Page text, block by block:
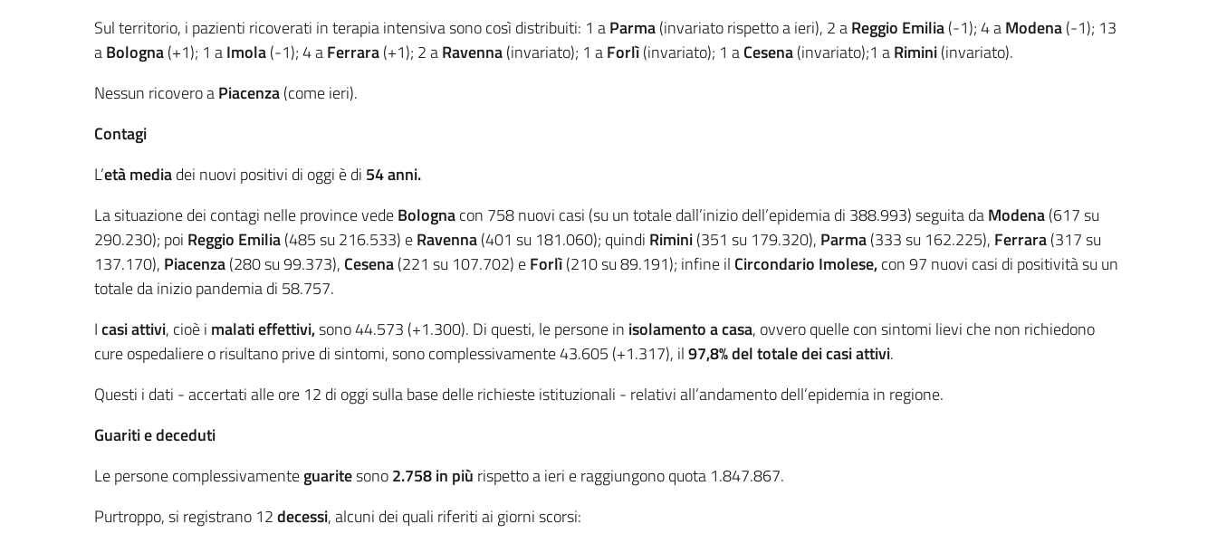
Sul territorio, i pazienti ricoverati in terapia intensiva sono così distribuiti: 1 aParma(invariato rispetto a ieri), 2 aReggio Emilia(-1); 4 aModena(-1); 13
aBologna(+1); 1 aImola(-1); 4 aFerrara(+1); 2 aRavenna(invariato); 1 aForlì(invariato); 1 aCesena(invariato);1 aRimini(invariato).
Nessun ricovero aPiacenza(come ieri).
Contagi
L’età mediadei nuovi positivi di oggi è di 54 anni.
La situazione dei contagi nelle province vedeBolognacon 758 nuovi casi (su un totale dall’inizio dell’epidemia di 388.993) seguita daModena(617 su
290.230); poi Reggio Emilia(485 su 216.533) eRavenna(401 su 181.060); quindi Rimini(351 su 179.320), Parma(333 su 162.225), Ferrara(317 su
137.170), Piacenza(280 su 99.373), Cesena(221 su 107.702) eForlì(210 su 89.191); infine il Circondario Imolese,con 97 nuovi casi di positività su un
totale da inizio pandemia di 58.757.
Icasi attivi, cioè i malati effettivi,sono 44.573 (+1.300). Di questi, le persone in isolamento a casa, ovvero quelle con sintomi lievi che non richiedono
cure ospedaliere o risultano prive di sintomi, sono complessivamente 43.605 (+1.317), il97,8% del totale dei casi attivi.
Questi i dati - accertati alle ore 12 di oggi sulla base delle richieste istituzionali - relativi all’andamento dell’epidemia in regione.
Guariti e deceduti
Le persone complessivamenteguaritesono2.758 in più rispetto a ieri e raggiungono quota 1.847.867.
Purtroppo, si registrano 12decessi, alcuni dei quali riferiti ai giorni scorsi: